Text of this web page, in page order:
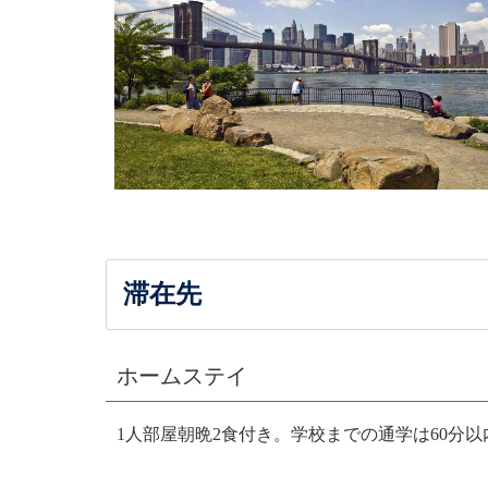
滞在先
ホームステイ
1人部屋朝晩2食付き。学校までの通学は60分以